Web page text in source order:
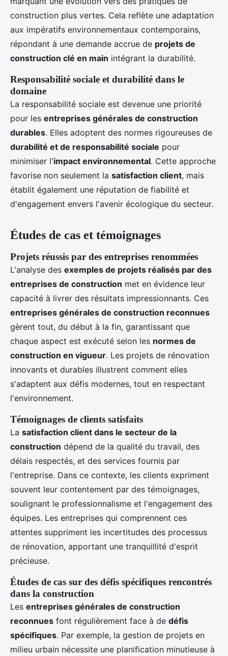
construction plus vertes. Cela reflète une adaptation
aux impératifs environnementaux contemporains,
répondant à une demande accrue de projets de
construction clé en main intégrant la durabilité.
Responsabilité sociale et durabilité dans le
domaine
La responsabilité sociale est devenue une priorité
pour les entreprises générales de construction
durables. Elles adoptent des normes rigoureuses de
durabilité et de responsabilité sociale pour
minimiser l'impact environnemental. Cette approche
favorise non seulement la satisfaction client, mais
établit également une réputation de fiabilité et
d'engagement envers l'avenir écologique du secteur.
Études de cas et témoignages
Projets réussis par des entreprises renommées
L'analyse des exemples de projets réalisés par des
entreprises de construction met en évidence leur
capacité à livrer des résultats impressionnants. Ces
entreprises générales de construction reconnues
gèrent tout, du début à la fin, garantissant que
chaque aspect est exécuté selon les normes de
construction en vigueur. Les projets de rénovation
innovants et durables illustrent comment elles
s'adaptent aux défis modernes, tout en respectant
l'environnement.
Témoignages de clients satisfaits
La satisfaction client dans le secteur de la
construction dépend de la qualité du travail, des
délais respectés, et des services fournis par
l'entreprise. Dans ce contexte, les clients expriment
souvent leur contentement par des témoignages,
soulignant le professionnalisme et l'engagement des
équipes. Les entreprises qui comprennent ces
attentes suppriment les incertitudes des processus
de rénovation, apportant une tranquillité d'esprit
précieuse.
Études de cas sur des défis spécifiques rencontrés
dans la construction
Les entreprises générales de construction
reconnues font régulièrement face à de défis
spécifiques. Par exemple, la gestion de projets en
milieu urbain nécessite une planification minutieuse à